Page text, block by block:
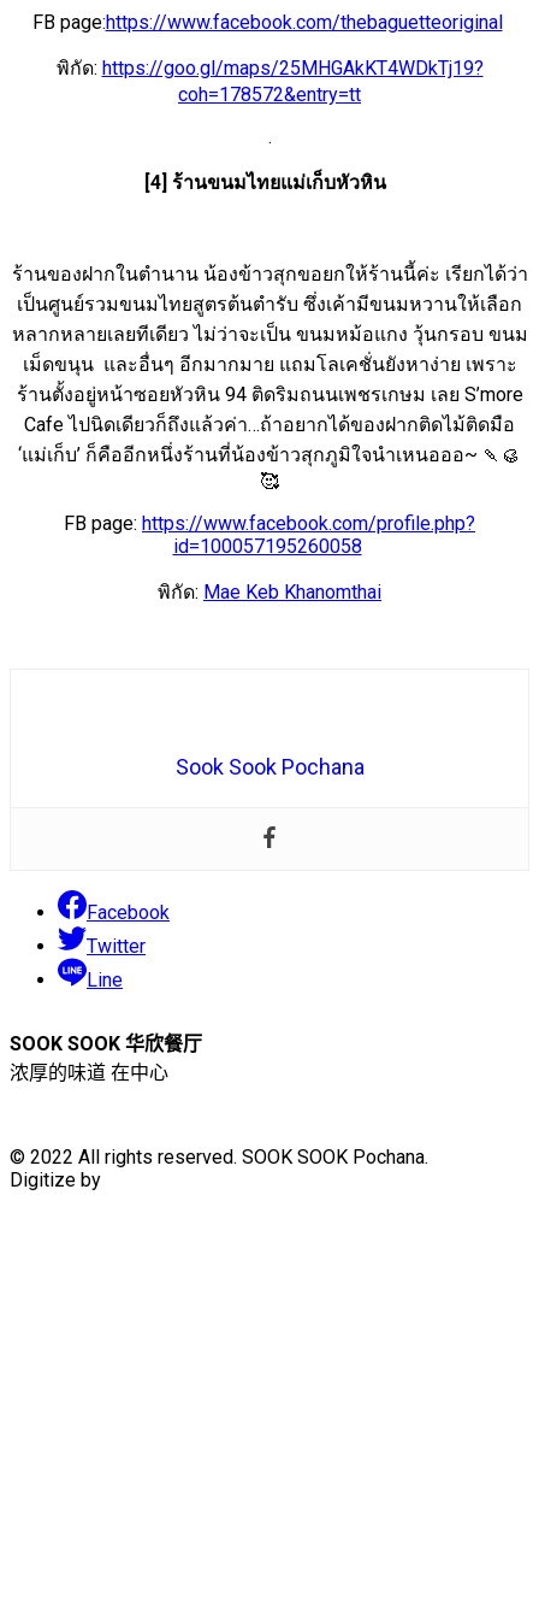
FB page:https://www.facebook.com/thebaguetteoriginal
พิกัด: https://goo.gl/maps/25MHGAkKT4WDkTj19?
coh=178572&entry=tt
.
[4] ร้านขนมไทยแม่เก็บหัวหิน
ร้านของฝากในตำนาน น้องข้าวสุกขอยกให้ร้านนี้ค่ะ เรียกได้ว่า
เป็นศูนย์รวมขนมไทยสูตรต้นตำรับ ซึ่งเค้ามีขนมหวานให้เลือก
หลากหลายเลยทีเดียว ไม่ว่าจะเป็น ขนมหม้อแกง วุ้นกรอบ ขนม
เม็ดขนุน และอื่นๆ อีกมากมาย แถมโลเคชั่นยังหาง่าย เพราะ
ร้านตั้งอยู่หน้าซอยหัวหิน 94 ติดริมถนนเพชรเกษม เลย S’more
Cafe ไปนิดเดียวก็ถึงแล้วค่า…ถ้าอยากได้ของฝากติดไม้ติดมือ
‘แม่เก็บ’ ก็คืออีกหนึ่งร้านที่น้องข้าวสุกภูมิใจนำเหนอออ~ 🍡🥮
🥰
FB page: https://www.facebook.com/profile.php?
id=100057195260058
พิกัด: Mae Keb Khanomthai
Sook Sook Pochana
Facebook
Twitter
Line
SOOK SOOK 华欣餐厅
浓厚的味道 在中心
© 2022 All rights reserved. SOOK SOOK Pochana.
Digitize by